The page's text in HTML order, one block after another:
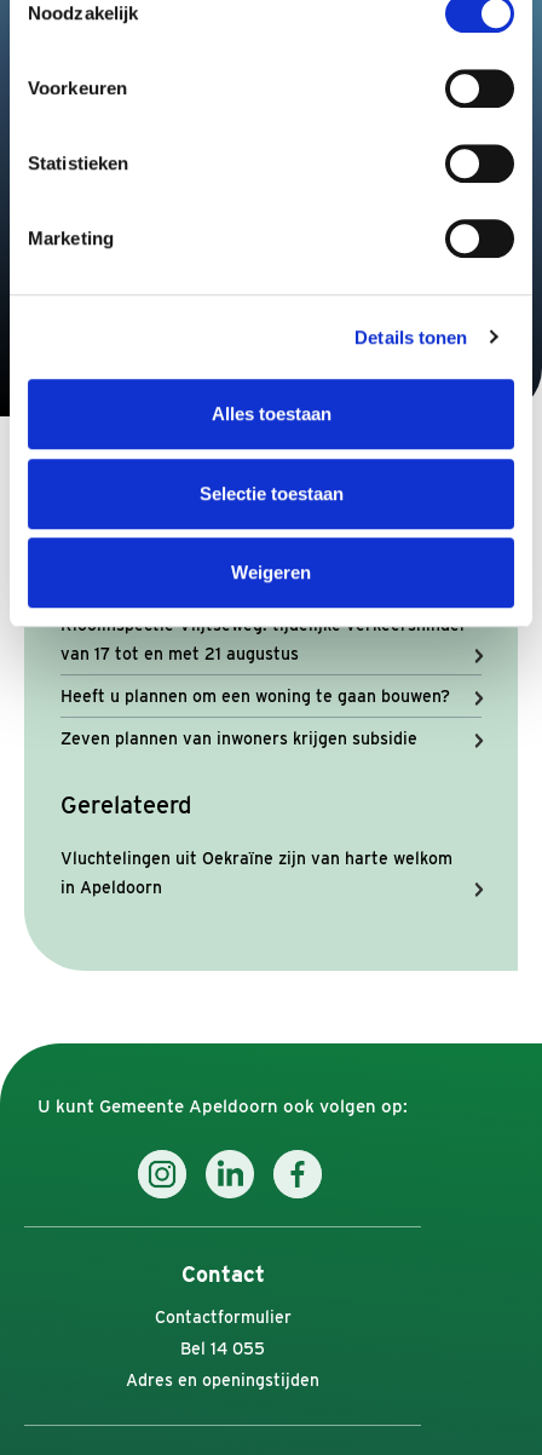
Noodzakelijk
Voorkeuren
Statistieken
Marketing
Details tonen
Alles toestaan
Selectie toestaan
Weigeren
Oekraïne
Zuidoost-Azië op 15 augustus
Rioolinspectie Vlijtseweg: tijdelijke verkeershinder
van 17 tot en met 21 augustus
Heeft u plannen om een woning te gaan bouwen?
Zeven plannen van inwoners krijgen subsidie
Gerelateerd
Vluchtelingen uit Oekraïne zijn van harte welkom
in Apeldoorn
U kunt Gemeente Apeldoorn ook volgen op:
Contact
Contactformulier
Bel 14 055
Adres en openingstijden